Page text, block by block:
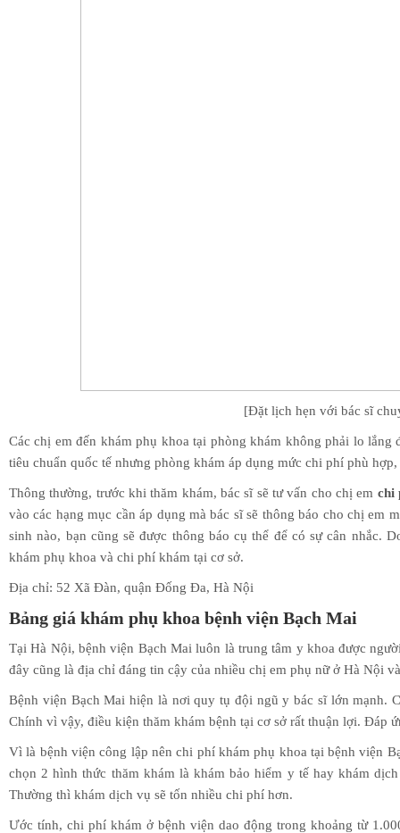
[Đặt lịch hẹn với bác sĩ
Các chị em đến khám phụ khoa tại phòng khám không phải lo
tiêu chuẩn quốc tế nhưng phòng khám áp dụng mức chi phí phù
Thông thường, trước khi thăm khám, bác sĩ sẽ tư vấn cho chị em chi
vào các hạng mục cần áp dụng mà bác sĩ sẽ thông báo cho chị em
sinh nào, bạn cũng sẽ được thông báo cụ thể để có sự cân nhắc.
khám phụ khoa và chi phí khám tại cơ sở.
Địa chỉ: 52 Xã Đàn, quận Đống Đa, Hà Nội
Bảng giá khám phụ khoa bệnh viện Bạch Mai
Tại Hà Nội, bệnh viện Bạch Mai luôn là trung tâm y khoa được
đây cũng là địa chỉ đáng tin cậy của nhiều chị em phụ nữ ở Hà Nội
Bệnh viện Bạch Mai hiện là nơi quy tụ đội ngũ y bác sĩ lớn mạnh.
Chính vì vậy, điều kiện thăm khám bệnh tại cơ sở rất thuận lợi. Đáp
Vì là bệnh viện công lập nên chi phí khám phụ khoa tại bệnh viện
chọn 2 hình thức thăm khám là khám bảo hiểm y tế hay khám
Thường thì khám dịch vụ sẽ tốn nhiều chi phí hơn.
Ước tính, chi phí khám ở bệnh viện dao động trong khoảng từ